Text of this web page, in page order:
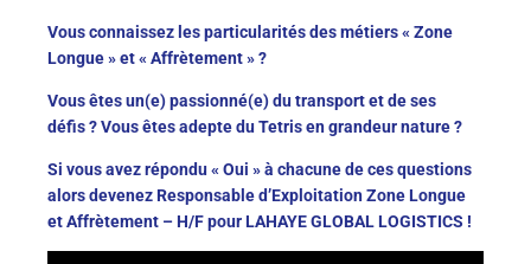
Vous connaissez les particularités des métiers « Zone
Longue » et « Affrètement » ?
Vous êtes un(e) passionné(e) du transport et de ses
défis ? Vous êtes adepte du Tetris en grandeur nature ?
Si vous avez répondu « Oui » à chacune de ces questions
alors devenez Responsable d’Exploitation Zone Longue
et Affrètement – H/F pour LAHAYE GLOBAL LOGISTICS !